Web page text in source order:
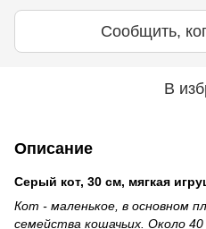
Сообщить,
В
Описание
Серый кот, 30 см, мягкая
Кот - маленькое, в основном
семейства кошачьих. Около